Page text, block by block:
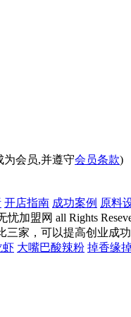
为会员,并遵守会员条款)
开店指南 成功案例 原料
忧加盟网 all Rights
三家，可以提高创业成
虾 大嘴巴酸辣粉 掉香缘